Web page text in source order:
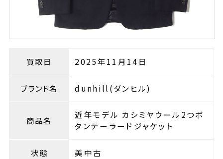
買取日 2025年11月14日
ブランド名 dunhill(ダンヒル)
商品名
近年モデル カシミヤウール2つボ
タンテーラードジャケット
状態 美中古